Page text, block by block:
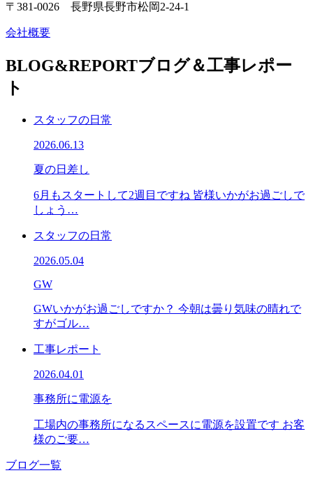
〒381-0026 長野県長野市松岡2-24-1
会社概要
BLOG&REPORTブログ＆工事レポー
ト
スタッフの日常
2026.06.13
夏の日差し
6月もスタートして2週目ですね 皆様いかがお過ごしで
しょう…
スタッフの日常
2026.05.04
GW
GWいかがお過ごしですか？ 今朝は曇り気味の晴れで
すがゴル…
工事レポート
2026.04.01
事務所に電源を
工場内の事務所になるスペースに電源を設置です お客
様のご要…
ブログ一覧